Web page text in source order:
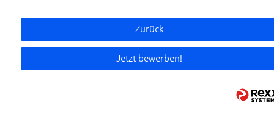
Zurück
Jetzt bewerben!